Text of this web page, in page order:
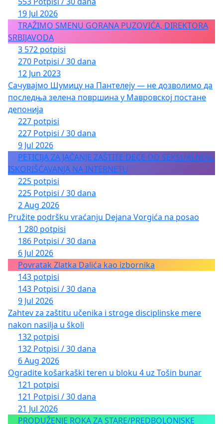
19 Jul 2026
TRAŽIMO SMENU GORANA PUZOVIĆA, DIREKTORA
SRBIJAVODA
3 572 potpisi
270 Potpisi / 30 dana
12 Jun 2023
Сачувајмо Шумицу на Пантелеју — не дозволимо да
последња зелена површина у Мавровској постане
депонија
227 potpisi
227 Potpisi / 30 dana
9 Jul 2026
PETICIJA ZA JAČANJE ZAŠTITE DECE OD SEKSUALNOG
ISKORIŠĆAVANJA NA INTERNETU
225 potpisi
225 Potpisi / 30 dana
2 Aug 2026
Pružite podršku vraćanju Dejana Vorgića na posao
1 280 potpisi
186 Potpisi / 30 dana
6 Jul 2026
Povratak Zlatka Dalića kao izbornika
143 potpisi
143 Potpisi / 30 dana
9 Jul 2026
Zahtev za zaštitu učenika i stroge disciplinske mere
nakon nasilja u školi
132 potpisi
132 Potpisi / 30 dana
6 Aug 2026
Ogradite košarkaški teren u bloku 4 uz Tošin bunar
121 potpisi
121 Potpisi / 30 dana
21 Jul 2026
PRODUŽENJE ROKA ZA STARE/PREDBOLONJSKE